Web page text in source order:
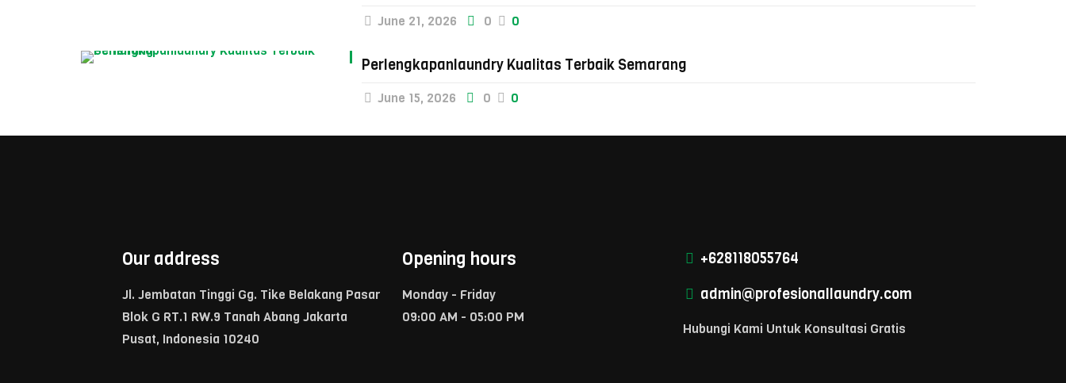
June 21, 2026 0
0
Perlengkapanlaundry Kualitas Terbaik Semarang
June 15, 2026 0
0
Our address
Jl. Jembatan Tinggi Gg. Tike Belakang Pasar
Blok G RT.1 RW.9 Tanah Abang Jakarta
Pusat, Indonesia 10240
Opening hours
Monday - Friday
09:00 AM - 05:00 PM
+628118055764
admin@profesionallaundry.com
Hubungi Kami Untuk Konsultasi Gratis